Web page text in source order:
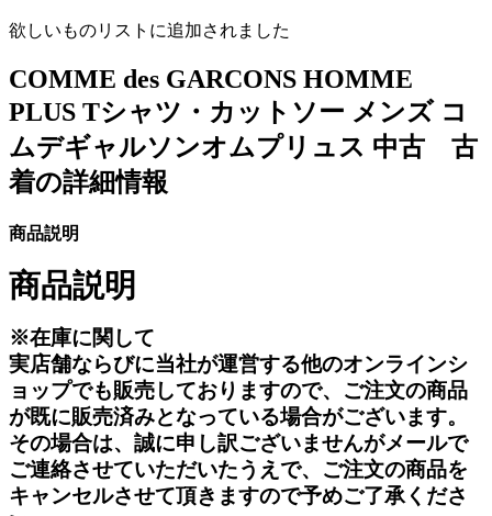
欲しいものリストに追加されました
COMME des GARCONS HOMME
PLUS Tシャツ・カットソー メンズ コ
ムデギャルソンオムプリュス 中古 古
着の詳細情報
商品説明
商品説明
※在庫に関して
実店舗ならびに当社が運営する他のオンラインシ
ョップでも販売しておりますので、ご注文の商品
が既に販売済みとなっている場合がございます。
その場合は、誠に申し訳ございませんがメールで
ご連絡させていただいたうえで、ご注文の商品を
キャンセルさせて頂きますので予めご了承くださ